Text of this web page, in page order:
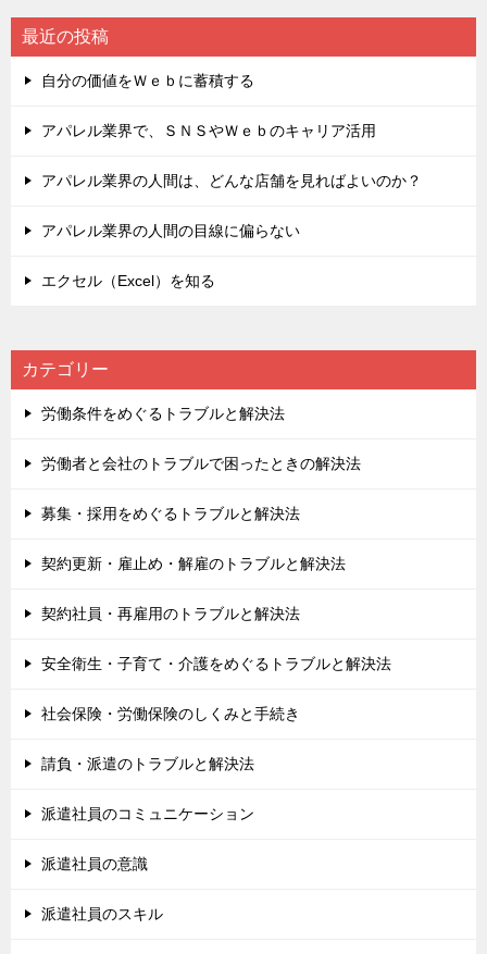
最近の投稿
自分の価値をＷｅｂに蓄積する
アパレル業界で、ＳＮＳやＷｅｂのキャリア活用
アパレル業界の人間は、どんな店舗を見ればよいのか？
アパレル業界の人間の目線に偏らない
エクセル（Excel）を知る
カテゴリー
労働条件をめぐるトラブルと解決法
労働者と会社のトラブルで困ったときの解決法
募集・採用をめぐるトラブルと解決法
契約更新・雇止め・解雇のトラブルと解決法
契約社員・再雇用のトラブルと解決法
安全衛生・子育て・介護をめぐるトラブルと解決法
社会保険・労働保険のしくみと手続き
請負・派遣のトラブルと解決法
派遣社員のコミュニケーション
派遣社員の意識
派遣社員のスキル